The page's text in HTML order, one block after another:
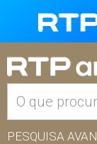
PESQUISA